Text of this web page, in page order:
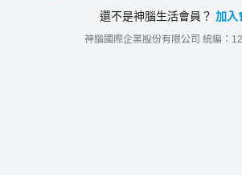
還不是神腦生活會員？ 加入
神腦國際企業股份有限公司 統編：